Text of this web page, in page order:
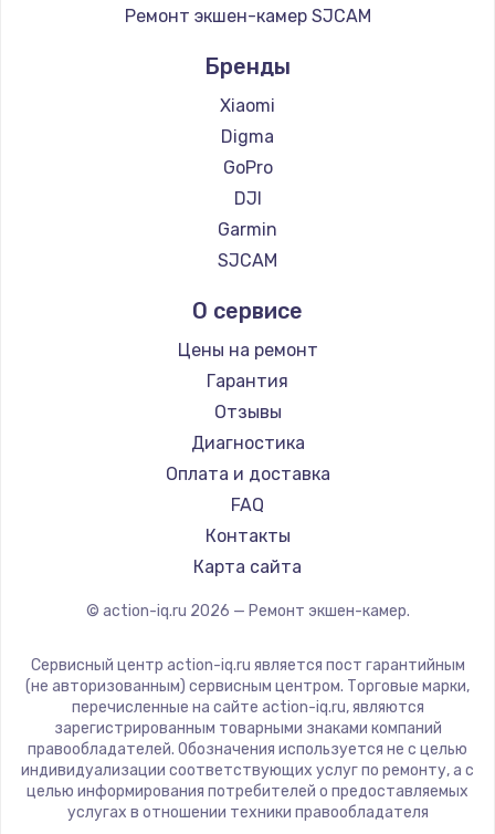
Заказать
Замена конфорки
1100 руб.
Заказать
Замена платы сенсора
900 руб.
Заказать
Замена регулятора режимов конфорки
900 руб.
Заказать
Замена сенсорного датчика
1300 руб.
Заказать
Замена сигнальной лампы
1200 руб.
Замена системной платы
1500 руб.
Заказать
Замена температурного датчика
Ремонт экшен-камер SJCAM
Бренды
Xiaomi
Digma
GoPro
DJI
Garmin
SJCAM
О сервисе
Цены на ремонт
Гарантия
Отзывы
Диагностика
Оплата и доставка
FAQ
Контакты
Карта сайта
© action-iq.ru 2026 — Ремонт экшен-камер.
Сервисный центр action-iq.ru является пост гарантийным
(не авторизованным) сервисным центром. Торговые марки,
перечисленные на сайте action-iq.ru, являются
зарегистрированным товарными знаками компаний
правообладателей. Обозначения используется не с целью
индивидуализации соответствующих услуг по ремонту, а с
целью информирования потребителей о предоставляемых
услугах в отношении техники правообладателя